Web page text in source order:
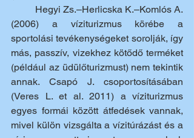
(2006) a víziturizmus körébe a
sportolási tevékenységeket sorolják, így
más, passzív, vizekhez kötődő terméket
(például az üdülőturizmust) nem tekintik
annak. Csapó J. csoportosításában
(Veres L. et al. 2011) a víziturizmus
egyes formái között átfedések vannak,
mivel külön vizsgálta a vízitúrázást és a